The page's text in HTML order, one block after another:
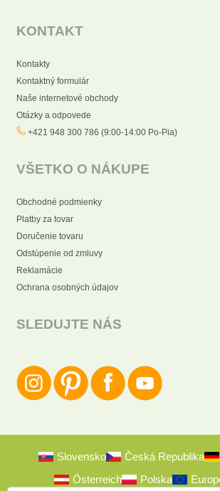
KONTAKT
Kontakty
Kontaktný formulár
Naše internetové obchody
Otázky a odpovede
+421 948 300 786 (9:00-14:00 Po-Pia)
VŠETKO O NÁKUPE
Obchodné podmienky
Platby za tovar
Doručenie tovaru
Odstúpenie od zmluvy
Reklamácie
Ochrana osobných údajov
SLEDUJTE NÁS
Slovensko Česká Republika
Österreich
Polska